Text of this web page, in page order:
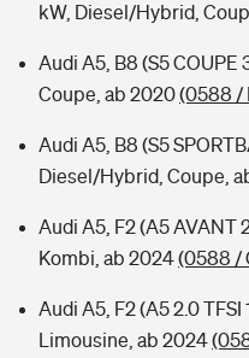
kW, Diesel/Hybrid,
Audi A5, B8 (S5 COUPE
Coupe, ab 2020(0588 /
Audi A5, B8 (S5
Diesel/Hybrid, Coupe,
Audi A5, F2 (A5 AVANT
Kombi, ab 2024(0588 /
Audi A5, F2 (A5 2.0 TFSI
Limousine, ab 2024